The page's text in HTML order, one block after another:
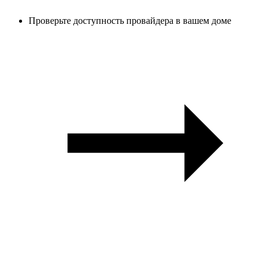
Проверьте доступность провайдера в вашем доме